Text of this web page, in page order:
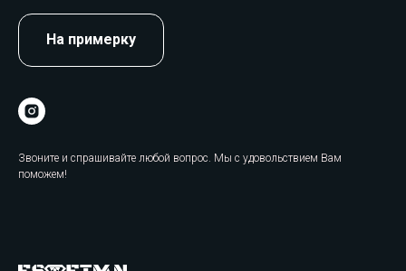
На примерку
Звоните и спрашивайте любой вопрос. Мы с удовольствием Вам
поможем!